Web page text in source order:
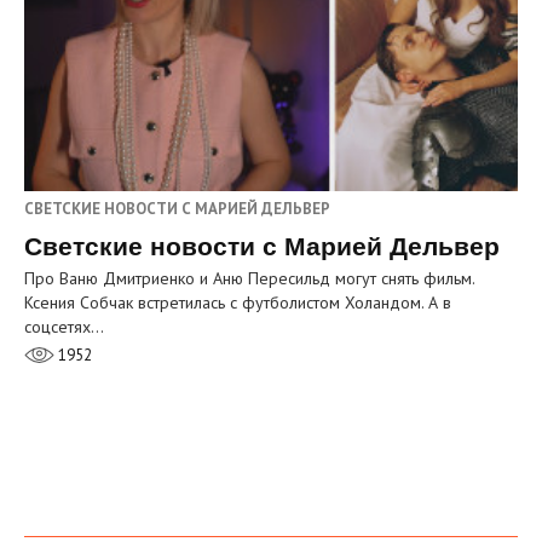
СВЕТСКИЕ НОВОСТИ С МАРИЕЙ ДЕЛЬВЕР
Светские новости с Марией Дельвер
Про Ваню Дмитриенко и Аню Пересильд могут снять фильм.
Ксения Собчак встретилась с футболистом Холандом. А в
соцсетях…
1952